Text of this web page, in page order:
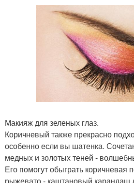
Макияж для зеленых глаз.
Коричневый также прекрасно
особенно если вы шатенка.
медных и золотых теней -
Его помогут обыграть коричневая